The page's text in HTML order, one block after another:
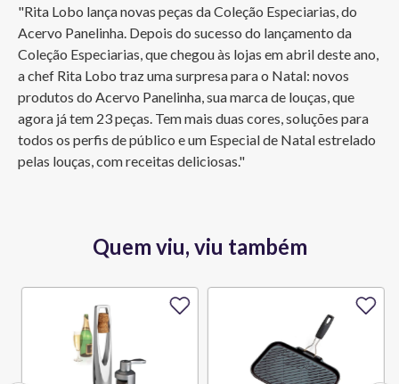
"Rita Lobo lança novas peças da Coleção Especiarias, do
Acervo Panelinha. Depois do sucesso do lançamento da
Coleção Especiarias, que chegou às lojas em abril deste ano,
a chef Rita Lobo traz uma surpresa para o Natal: novos
produtos do Acervo Panelinha, sua marca de louças, que
agora já tem 23 peças. Tem mais duas cores, soluções para
todos os perfis de público e um Especial de Natal estrelado
pelas louças, com receitas deliciosas."
Quem viu, viu também